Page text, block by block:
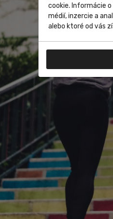
cookie. Informácie
médií, inzercie a
alebo ktoré od vás